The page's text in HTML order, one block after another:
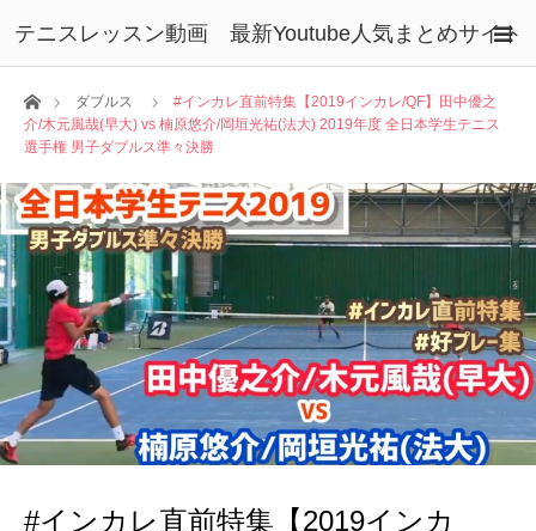
テニスレッスン動画 最新Youtube人気まとめサイト
ホームダブルス
#インカレ直前特集【2019インカレ/QF】田中優之
介/木元風哉(早大) vs 楠原悠介/岡垣光祐(法大) 2019年度 全日本学生テニス
選手権 男子ダブルス準々決勝
#インカレ直前特集【2019インカ